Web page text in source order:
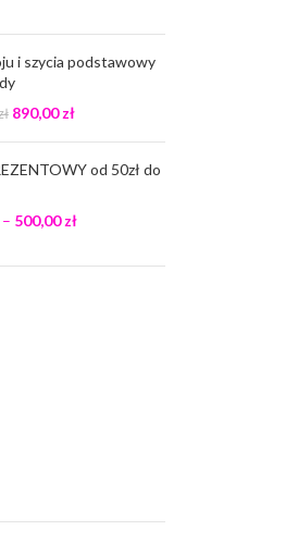
i szycia podstawowy
890,00zł
od 50zł do
– 500,00zł